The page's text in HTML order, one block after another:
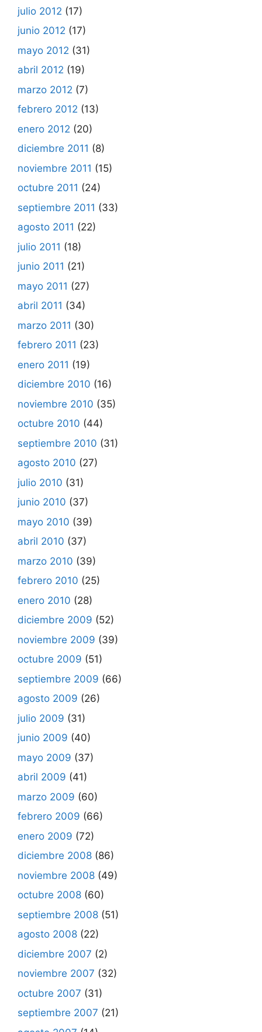
julio 2012 (17)
junio 2012 (17)
mayo 2012 (31)
abril 2012 (19)
marzo 2012 (7)
febrero 2012 (13)
enero 2012 (20)
diciembre 2011 (8)
noviembre 2011 (15)
octubre 2011 (24)
septiembre 2011 (33)
agosto 2011 (22)
julio 2011 (18)
junio 2011 (21)
mayo 2011 (27)
abril 2011 (34)
marzo 2011 (30)
febrero 2011 (23)
enero 2011 (19)
diciembre 2010 (16)
noviembre 2010 (35)
octubre 2010 (44)
septiembre 2010 (31)
agosto 2010 (27)
julio 2010 (31)
junio 2010 (37)
mayo 2010 (39)
abril 2010 (37)
marzo 2010 (39)
febrero 2010 (25)
enero 2010 (28)
diciembre 2009 (52)
noviembre 2009 (39)
octubre 2009 (51)
septiembre 2009 (66)
agosto 2009 (26)
julio 2009 (31)
junio 2009 (40)
mayo 2009 (37)
abril 2009 (41)
marzo 2009 (60)
febrero 2009 (66)
enero 2009 (72)
diciembre 2008 (86)
noviembre 2008 (49)
octubre 2008 (60)
septiembre 2008 (51)
agosto 2008 (22)
diciembre 2007 (2)
noviembre 2007 (32)
octubre 2007 (31)
septiembre 2007 (21)